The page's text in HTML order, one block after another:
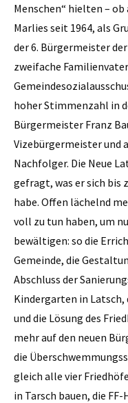
Menschen“ hielten –
Marlies seit 1964, als
der 6. Bürgermeister
zweifache
hoher Stimmenzahl in
Bürgermeister Franz
Vizebürgermeister und
Nachfolger. Die Neue
gefragt, was er sich bis
habe. Offen lächelnd
voll zu tun haben, um
bewältigen: so die
Gemeinde, die
Abschluss der
Kindergarten in Latsch,
und die Lösung des
mehr auf den neuen
die
gleich alle vier
in Tarsch bauen, die